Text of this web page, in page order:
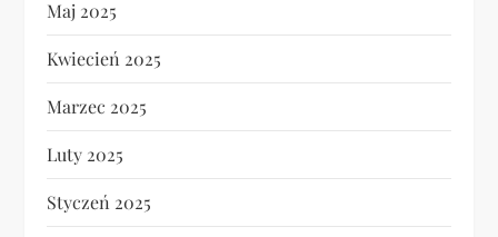
Maj 2025
Kwiecień 2025
Marzec 2025
Luty 2025
Styczeń 2025